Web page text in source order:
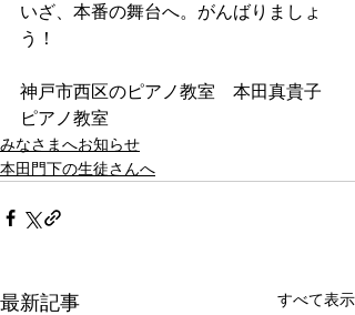
いざ、本番の舞台へ。がんばりましょ
う！
神戸市西区のピアノ教室　本田真貴子
ピアノ教室
みなさまへお知らせ
本田門下の生徒さんへ
最新記事 すべて表示